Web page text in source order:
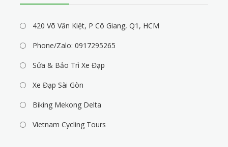
420 Võ Văn Kiệt, P Cô Giang, Q1, HCM
Phone/Zalo: 0917295265
Sửa & Bảo Trì Xe Đạp
Xe Đạp Sài Gòn
Biking Mekong Delta
Vietnam Cycling Tours